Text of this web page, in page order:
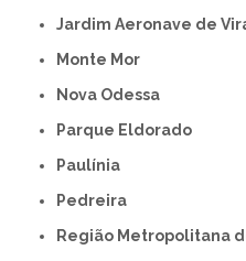
Jardim Aeronave de
Monte Mor
Nova Odessa
Parque Eldorado
Paulínia
Pedreira
Região Metropolitana